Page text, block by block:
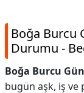
Boğa Burcu
Durumu -
Boğa Burcu
bugün aşk, iş ve